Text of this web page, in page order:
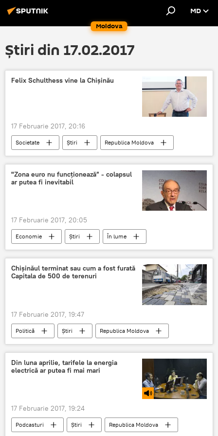
Moldova
MD
Știri din 17.02.2017
Felix Schulthess vine la Chișinău
17 Februarie 2017, 20:16
Societate Știri
Republica Moldova
Cultură
Germania
Rusia
regizor
producător
întâlnire
Chișinău
"Zona euro nu funcționează” - colapsul
ar putea fi inevitabil
17 Februarie 2017, 20:05
Economie Știri
În lume
SUA
Sputnik zona euro
Chișinăul terminat sau cum a fost furată
Capitala de 500 de terenuri
17 Februarie 2017, 19:47
Politică Știri
Republica Moldova
Ministerul Economiei
Primăria Chișinău
Agenția Proprietății Publice
Terenuri
Scandal
Din luna aprilie, tarifele la energia
electrică ar putea fi mai mari
17 Februarie 2017, 19:24
Podcasturi Știri
Republica Moldova